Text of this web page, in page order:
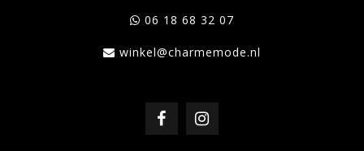
06 18 68 32 07
winkel@charmemode.nl